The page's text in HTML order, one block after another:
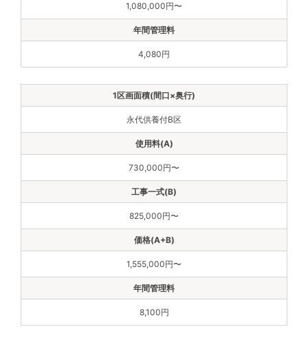
1,080,000円〜
4,080円
永代供養付B区
730,000円〜
825,000円〜
1,555,000円〜
8,100円